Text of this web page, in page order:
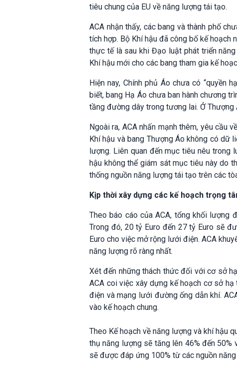
tiêu chung của EU về năng lượng tái tạo.
ACA nhận thấy, các bang và thành phố
tích hợp. Bộ Khí hậu đã công bố kế
thực tế là sau khi Đạo luật phát triển
Khí hậu mới cho các bang tham gia kế
Hiện nay, Chính phủ Áo chưa có “quyền
biết, bang Hạ Áo chưa ban hành chương
tầng đường dây trong tương lai. Ở
Ngoài ra, ACA nhấn mạnh thêm, yêu
Khí hậu và bang Thượng Áo không có
lượng. Liên quan đến mục tiêu nêu trong
hậu không thể giám sát mục tiêu này do
thống nguồn năng lượng tái tạo trên các
Kịp thời xây dựng các kế hoạch trọng
Theo báo cáo của ACA, tổng khối lượng
Trong đó, 20 tỷ Euro đến 27 tỷ Euro sẽ
Euro cho việc mở rộng lưới điện. ACA
năng lượng rõ ràng nhất.
Xét đến những thách thức đối với cơ sở
ACA coi việc xây dựng kế hoạch cơ sở
điện và mạng lưới đường ống dẫn khí.
vào kế hoạch chung.
Theo Kế hoạch về năng lượng và khí hậu
thụ năng lượng sẽ tăng lên 46% đến
sẽ được đáp ứng 100% từ các nguồn